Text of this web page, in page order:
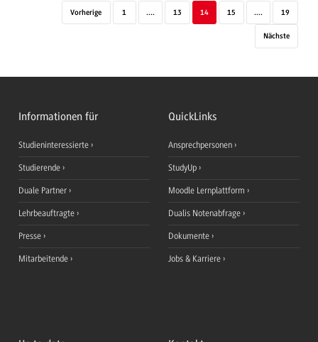
Vorherige 1 .... 13 14 15 .... 19
Nächste
Informationen für
Studieninteressierte
Studierende
Duale Partner
Lehrbeauftragte
Presse
Mitarbeitende
QuickLinks
Ansprechpersonen
StudyUp
Moodle Lernplattform
Dualis Notenabfrage
Dokumente
Jobs & Karriere